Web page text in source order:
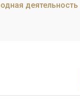
деятельность